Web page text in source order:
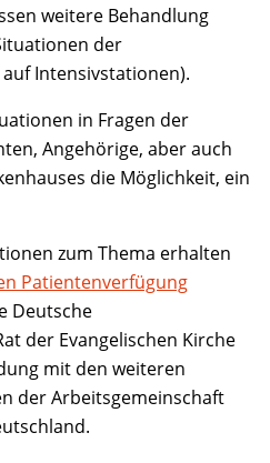
weitere Behandlung
der
Intensivstationen).
in Fragen der
Angehörige, aber auch
die Möglichkeit, ein
zum Thema erhalten
Patientenverfügung
Deutsche
der Evangelischen Kirche
mit den weiteren
der Arbeitsgemeinschaft